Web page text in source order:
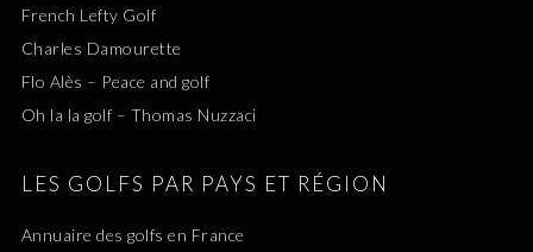
French Lefty Golf
Charles Damourette
Flo Alès – Peace and golf
Oh la la golf – Thomas Nuzzaci
LES GOLFS PAR PAYS ET RÉGION
Annuaire des golfs en France